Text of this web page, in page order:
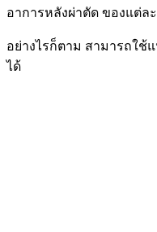
อาการหลังผ่าตัด ของแต่ล
อย่างไรก็ตาม สามารถใช้
ได้